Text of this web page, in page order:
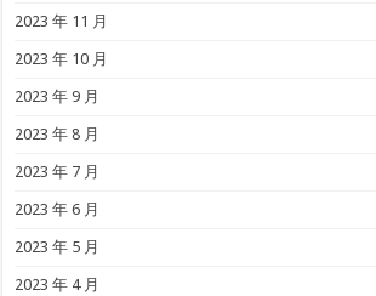
2023 年 11 月
2023 年 10 月
2023 年 9 月
2023 年 8 月
2023 年 7 月
2023 年 6 月
2023 年 5 月
2023 年 4 月